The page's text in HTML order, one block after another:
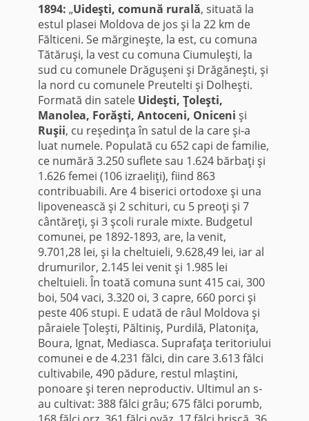
1894: „Uideşti, comună rurală, situată la
estul plasei Moldova de jos şi la 22 km de
Fălticeni. Se mărgineşte, la est, cu comuna
Tătăruşi, la vest cu comuna Ciumuleşti, la
sud cu comunele Drăguşeni şi Drăgăneşti, şi
la nord cu comunele Preutelti şi Dolheşti.
Formată din satele Uideşti, Ţoleşti,
Manolea, Forăşti, Antoceni, Oniceni şi
Ruşii, cu re­şedinţa în satul de la care şi-a
luat numele. Populată cu 652 capi de fa­milie,
ce numără 3.250 suflete sau 1.624 bărbaţi şi
1.626 femei (106 izraeliţi), fiind 863
contribuabili. Are 4 biserici ortodoxe şi una
lipovenească şi 2 schituri, cu 5 preoţi şi 7
cântăreţi, şi 3 şcoli rurale mixte. Budgetul
comunei, pe 1892-1893, are, la venit,
9.701,28 lei, şi la cheltuieli, 9.628,49 lei, iar al
drumurilor, 2.145 lei venit şi 1.985 lei
cheltuieli. În toată comuna sunt 415 cai, 300
boi, 504 vaci, 3.320 oi, 3 capre, 660 porci şi
peste 406 stupi. E udată de râul Moldova şi
pâraiele Ţoleşti, Păltiniş, Purdilă, Platoniţa,
Boura, Ignat, Mediasca. Suprafaţa teritoriului
comunei e de 4.231 fălci, din care 3.613 fălci
cultivabile, 490 pădure, restul mlaştini,
ponoare şi teren neproductiv. Ultimul an s-
au cultivat: 388 fălci grâu; 675 fălci porumb,